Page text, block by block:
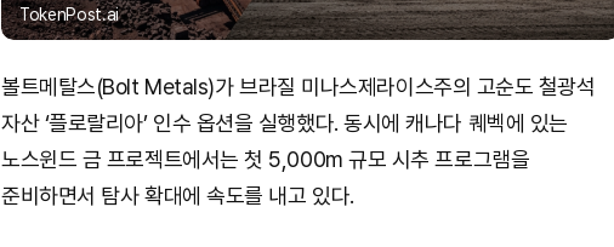
TokenPost.ai
볼트메탈스(Bolt Metals)가 브라질 미나스제라이스주의 고순도 철광석
자산 ‘플로랄리아’ 인수 옵션을 실행했다. 동시에 캐나다 퀘벡에 있는
노스윈드 금 프로젝트에서는 첫 5,000m 규모 시추 프로그램을
준비하면서 탐사 확대에 속도를 내고 있다.